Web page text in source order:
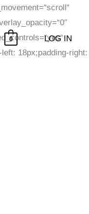
0 LOG IN
18px;padding-right: